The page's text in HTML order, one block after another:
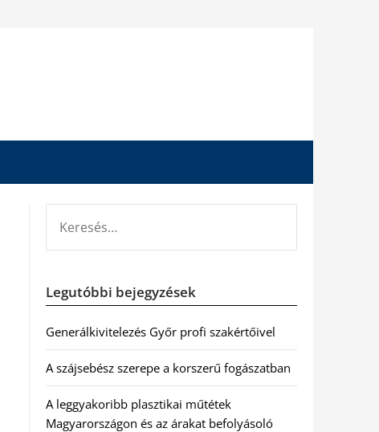
Legutóbbi bejegyzések
Generálkivitelezés Győr profi szakértőivel
A szájsebész szerepe a korszerű fogászatban
A leggyakoribb plasztikai műtétek
Magyarországon és az árakat befolyásoló